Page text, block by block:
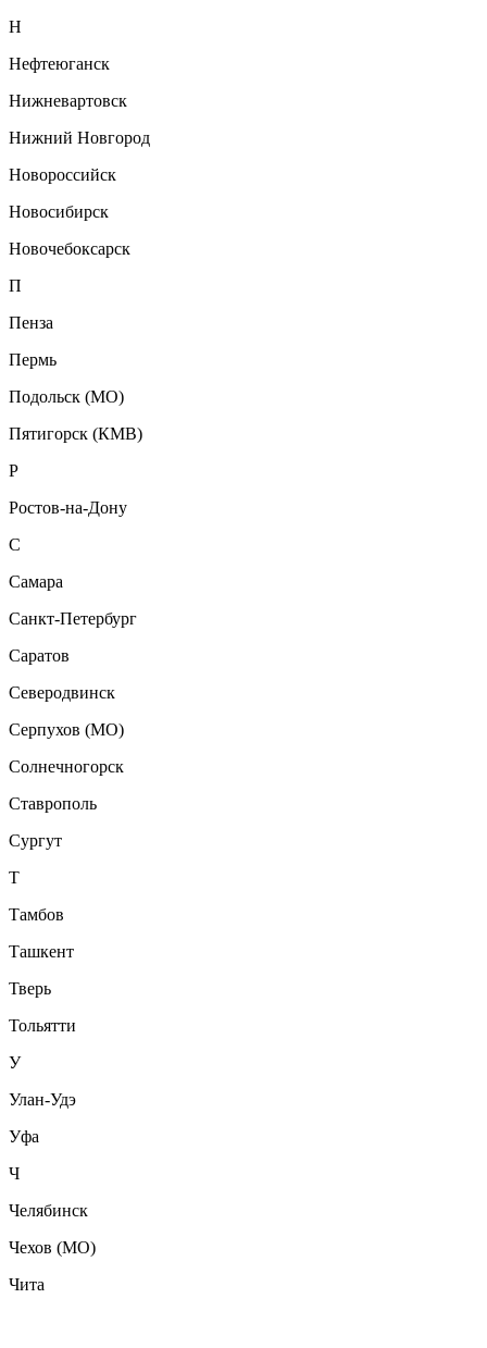
Н
Нефтеюганск
Нижневартовск
Нижний Новгород
Новороссийск
Новосибирск
Новочебоксарск
П
Пенза
Пермь
Подольск (МО)
Пятигорск (КМВ)
Р
Ростов-на-Дону
С
Самара
Санкт-Петербург
Саратов
Северодвинск
Серпухов (МО)
Солнечногорск
Ставрополь
Сургут
Т
Тамбов
Ташкент
Тверь
Тольятти
У
Улан-Удэ
Уфа
Ч
Челябинск
Чехов (МО)
Чита